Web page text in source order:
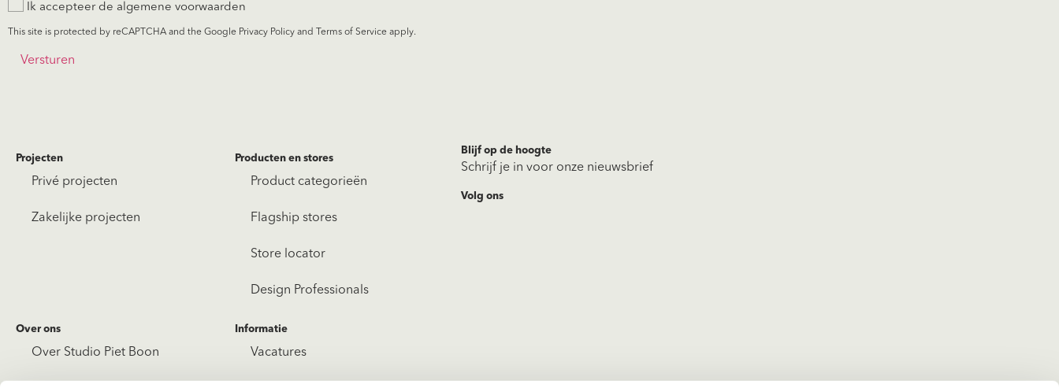
voor
onze
nieuwsbrief
Ik accepteer de algemene voorwaarden
This site is protected by reCAPTCHA and the Google Privacy Policy and Terms of Service apply.
Projecten
Privé projecten
Zakelijke projecten
Producten en stores
Product categorieën
Flagship stores
Store locator
Design Professionals
Over ons
Over Studio Piet Boon
Informatie
Vacatures
Blijf op de hoogte
Schrijf je in voor onze nieuwsbrief
Volg ons